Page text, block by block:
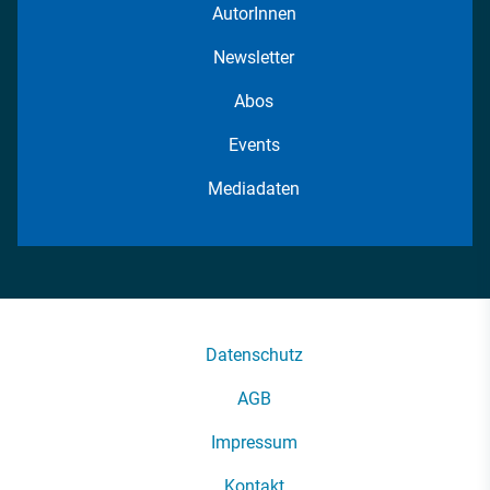
AutorInnen
Newsletter
Abos
Events
Mediadaten
Datenschutz
AGB
Impressum